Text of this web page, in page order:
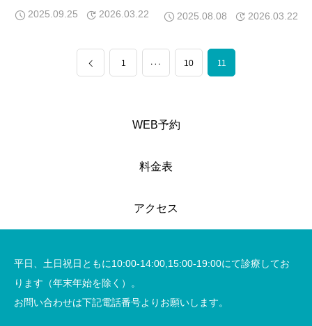
2025.09.25 2026.03.22
も解説
2025.08.08 2026.03.22
1… 10 11
WEB予約
料金表
アクセス
平日、土日祝日ともに10:00-14:00,15:00-19:00にて診療してお
ります（年末年始を除く）。
お問い合わせは下記電話番号よりお願いします。